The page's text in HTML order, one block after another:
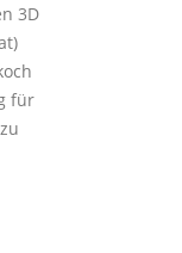
3D
für